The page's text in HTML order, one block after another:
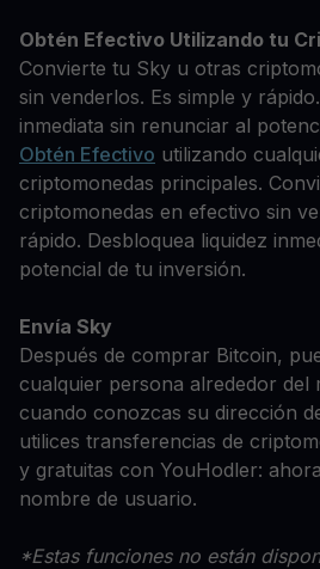
Obtén Efectivo Utilizando tu
Convierte tu Sky u otras
sin venderlos. Es simple y
inmediata sin renunciar al
Obtén Efectivo utilizando
criptomonedas principales.
criptomonedas en efectivo sin
rápido. Desbloquea liquidez
potencial de tu inversión.
Envía Sky
Después de comprar Bitcoin,
cualquier persona alrededor del
cuando conozcas su dirección
utilices transferencias de
y gratuitas con YouHodler:
nombre de usuario.
*Estas funciones no están